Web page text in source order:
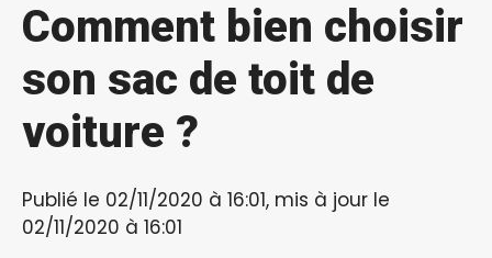
Comment bien choisir
son sac de toit de
voiture ?
Publié le 02/11/2020 à 16:01, mis à jour le
02/11/2020 à 16:01